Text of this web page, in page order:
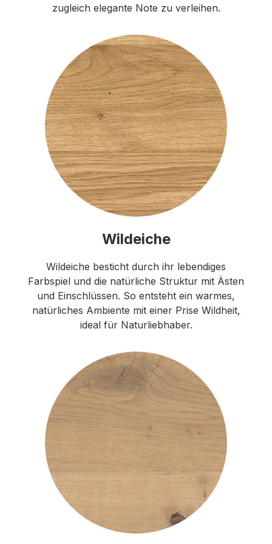
zugleich elegante Note zu verleihen.
Wildeiche
Wildeiche besticht durch ihr lebendiges
Farbspiel und die natürliche Struktur mit Ästen
und Einschlüssen. So entsteht ein warmes,
natürliches Ambiente mit einer Prise Wildheit,
ideal für Naturliebhaber.